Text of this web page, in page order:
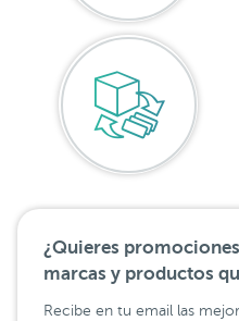
¿Quieres
marcas y productos
Recibe en tu email las